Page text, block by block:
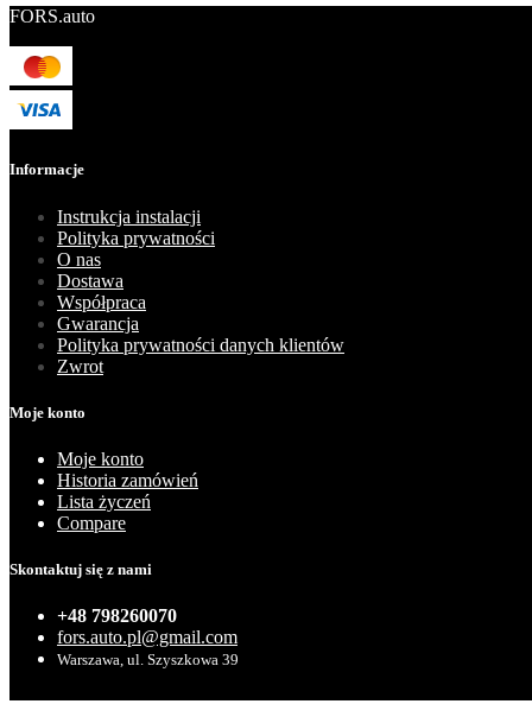
FORS.auto
Informacje
Instrukcja instalacji
Polityka prywatności
O nas
Dostawa
Współpraca
Gwarancja
Polityka prywatności danych klientów
Zwrot
Moje konto
Moje konto
Historia zamówień
Lista życzeń
Compare
Skontaktuj się z nami
+48 798260070
fors.auto.pl@gmail.com
Warszawa, ul. Szyszkowa 39